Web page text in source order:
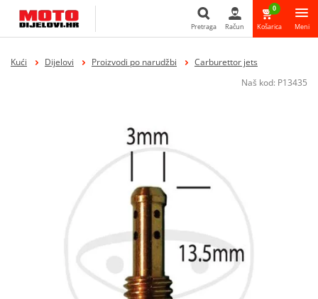
Pretraga
Pretraga Račun
0
Košarica Meni
Kući Dijelovi Proizvodi po narudžbi
Carburettor jets
Naš kod: P13435